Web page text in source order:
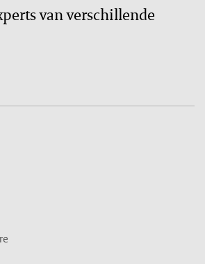
van verschillende